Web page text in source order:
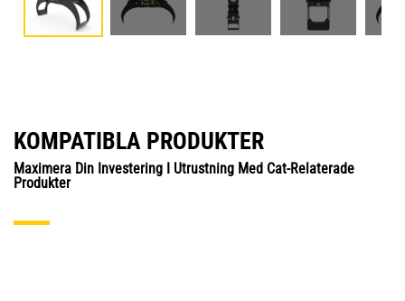
KOMPATIBLA PRODUKTER
Maximera Din Investering I Utrustning Med Cat-Relaterade
Produkter